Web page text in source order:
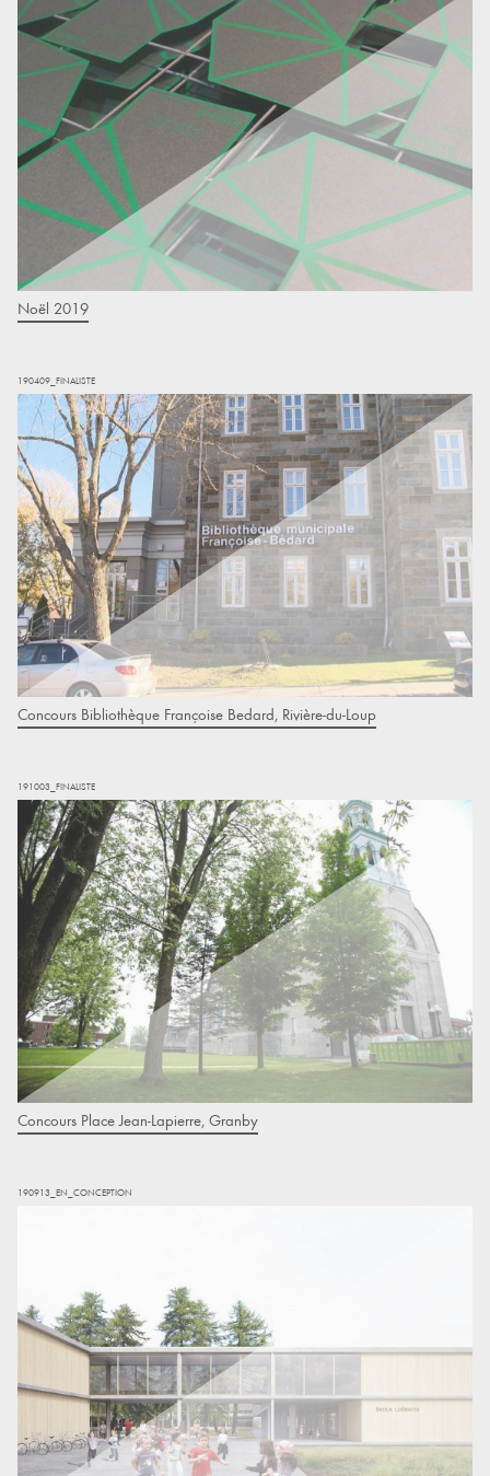
Noël 2019
190409_FINALISTE
Concours Bibliothèque Françoise Bedard, Rivière-du-Loup
191003_FINALISTE
Concours Place Jean-Lapierre, Granby
190913_EN_CONCEPTION